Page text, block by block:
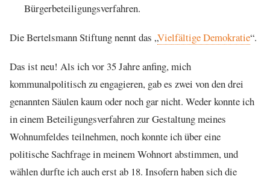
Bürgerbeteiligungsverfahren.
Die Bertelsmann Stiftung nennt das „Vielfältige Demokratie“.
Das ist neu! Als ich vor 35 Jahre anfing, mich
kommunalpolitisch zu engagieren, gab es zwei von den drei
genannten Säulen kaum oder noch gar nicht. Weder konnte ich
in einem Beteiligungsverfahren zur Gestaltung meines
Wohnumfeldes teilnehmen, noch konnte ich über eine
politische Sachfrage in meinem Wohnort abstimmen, und
wählen durfte ich auch erst ab 18. Insofern haben sich die